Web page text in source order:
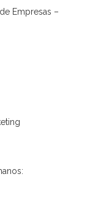
Empresas –